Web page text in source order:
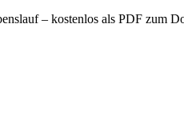
– kostenlos als PDF zum